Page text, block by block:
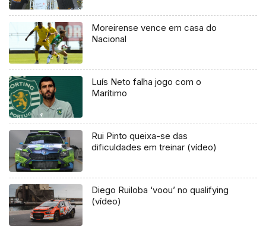
Moreirense vence em casa do
Nacional
Luís Neto falha jogo com o
Marítimo
Rui Pinto queixa-se das
dificuldades em treinar (vídeo)
Diego Ruiloba ‘voou’ no qualifying
(vídeo)